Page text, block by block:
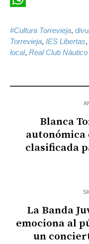
#Cultura Torrevieja,
Torrevieja, IES Libertas,
local, Real Club
Blanca
clasificada
La Banda
emociona al
un